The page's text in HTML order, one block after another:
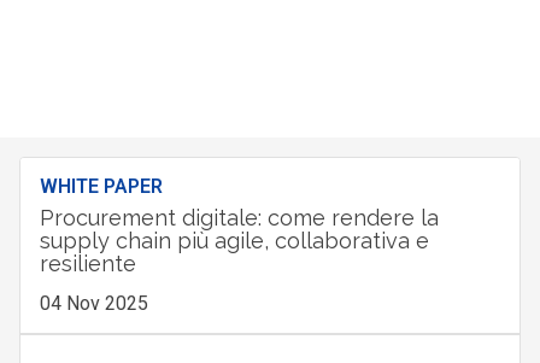
WHITE PAPER
Procurement digitale: come rendere la
supply chain più agile, collaborativa e
resiliente
04 Nov 2025